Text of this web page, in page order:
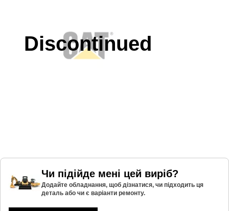
Discontinued
Чи підійде мені цей виріб?
Додайте обладнання, щоб дізнатися, чи підходить ця
деталь або чи є варіанти ремонту.